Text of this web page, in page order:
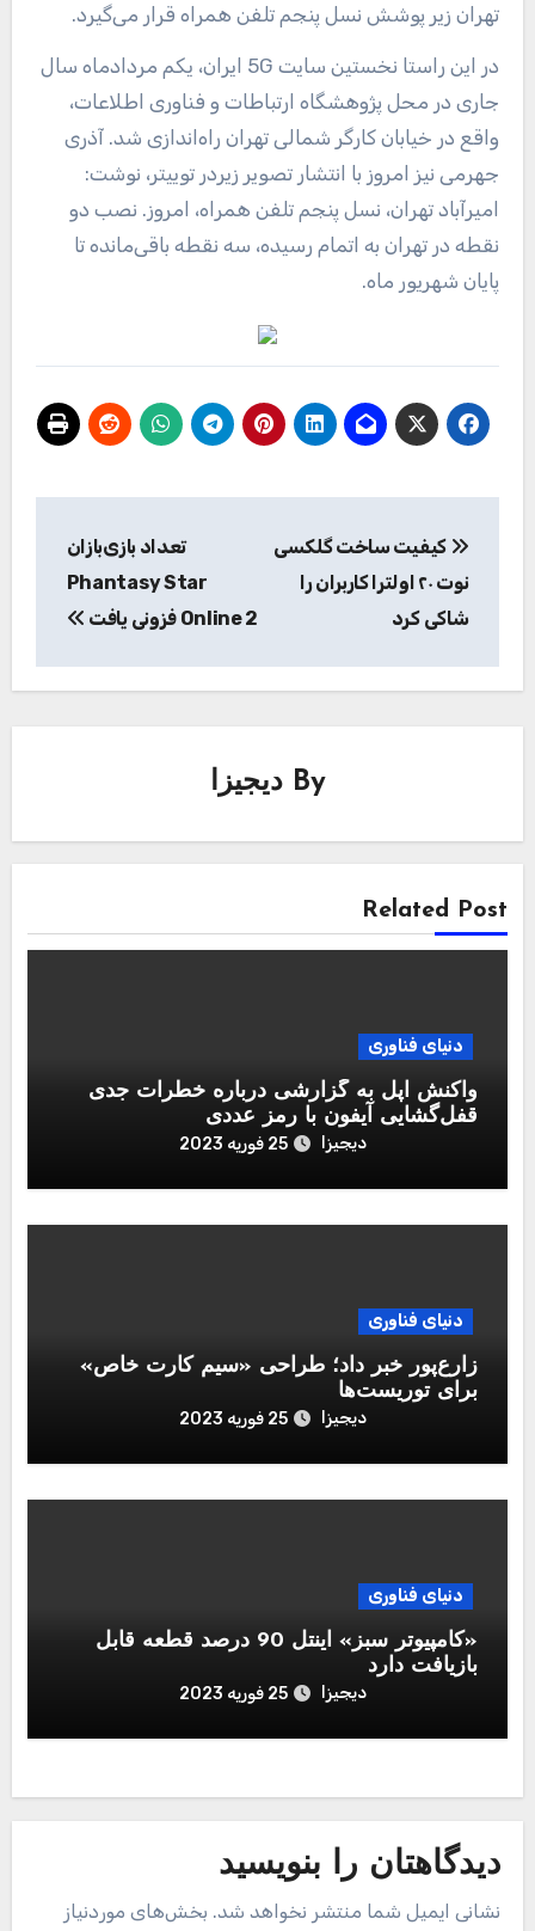
تهران زیر پوشش نسل پنجم تلفن همراه قرار می‌گیرد.
در این راستا نخستین سایت 5G ایران، یکم مردادماه سال
جاری در محل پژوهشگاه ارتباطات و فناوری اطلاعات،
واقع در خیابان کارگر شمالی تهران راه‌اندازی شد. آذری
جهرمی نیز امروز با انتشار تصویر زیردر توییتر، نوشت:
امیرآباد تهران، نسل پنجم تلفن همراه، امروز. نصب دو
نقطه در تهران به اتمام رسیده، سه نقطه باقی‌مانده تا
پایان شهریور ماه.
نوشته
کیفیت ساخت گلکسی
نوت ۲۰ اولترا کاربران را
شاکی کرد
تعداد بازی‌بازان
Phantasy Star
Online 2 فزونی یافت
By دیجیزا
Related Post
دنیای فناوری
واکنش اپل به گزارشی درباره خطرات جدی
قفل‌گشایی آیفون با رمز عددی
دیجیزا 25 فوریه 2023
دنیای فناوری
زارع‌پور خبر داد؛ طراحی «سیم کارت خاص»
برای توریست‌ها
دیجیزا 25 فوریه 2023
دنیای فناوری
«کامپیوتر سبز» اینتل 90 درصد قطعه قابل‌
بازیافت دارد
دیجیزا 25 فوریه 2023
دیدگاهتان را بنویسید
نشانی ایمیل شما منتشر نخواهد شد. بخش‌های موردنیاز